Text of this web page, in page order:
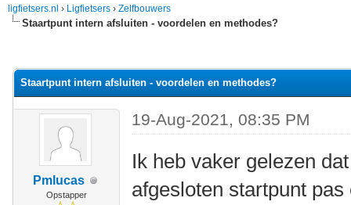
ligfietsers.nl › Ligfietsers › Zelfbouwers
Staartpunt intern afsluiten - voordelen en methodes?
Staartpunt intern afsluiten - voordelen en methodes?
Pmlucas
Opstapper
19-Aug-2021, 08:35 PM
Ik heb vaker gelezen
afgesloten startpunt